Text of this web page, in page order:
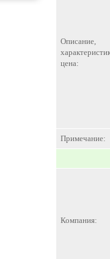
Описание,
цена:
Примечание:
Компания: